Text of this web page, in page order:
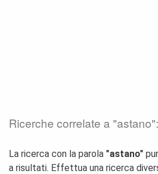
Ricerche correlate a "astano":
La ricerca con la parola "astano"
a risultati. Effettua una ricerca